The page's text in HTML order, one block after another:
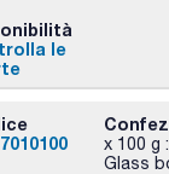
le
x 100 g
Glass